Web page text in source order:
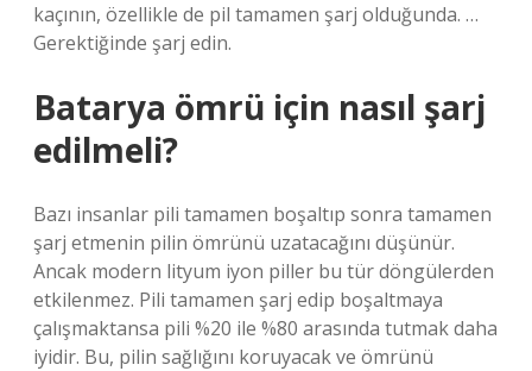
kaçının, özellikle de pil tamamen şarj olduğunda. …
Gerektiğinde şarj edin.
Batarya ömrü için nasıl şarj
edilmeli?
Bazı insanlar pili tamamen boşaltıp sonra tamamen
şarj etmenin pilin ömrünü uzatacağını düşünür.
Ancak modern lityum iyon piller bu tür döngülerden
etkilenmez. Pili tamamen şarj edip boşaltmaya
çalışmaktansa pili %20 ile %80 arasında tutmak daha
iyidir. Bu, pilin sağlığını koruyacak ve ömrünü